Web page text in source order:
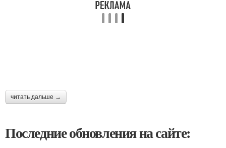
читать дальше →
Последние обновления на сайте: